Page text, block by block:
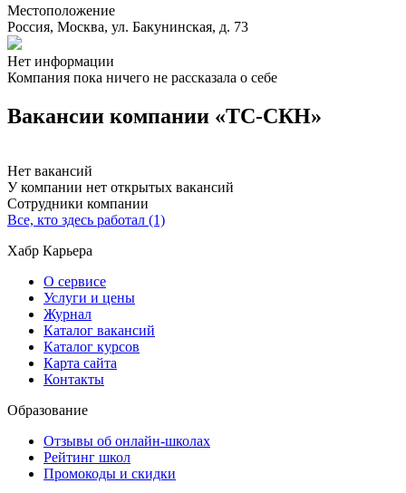
Местоположение
Россия, Москва, ул. Бакунинская, д. 73
Нет информации
Компания пока ничего не рассказала о себе
Вакансии компании «ТС-СКН»
Нет вакансий
У компании нет открытых вакансий
Сотрудники компании
Все, кто здесь работал (1)
Хабр Карьера
О сервисе
Услуги и цены
Журнал
Каталог вакансий
Каталог курсов
Карта сайта
Контакты
Образование
Отзывы об онлайн-школах
Рейтинг школ
Промокоды и скидки